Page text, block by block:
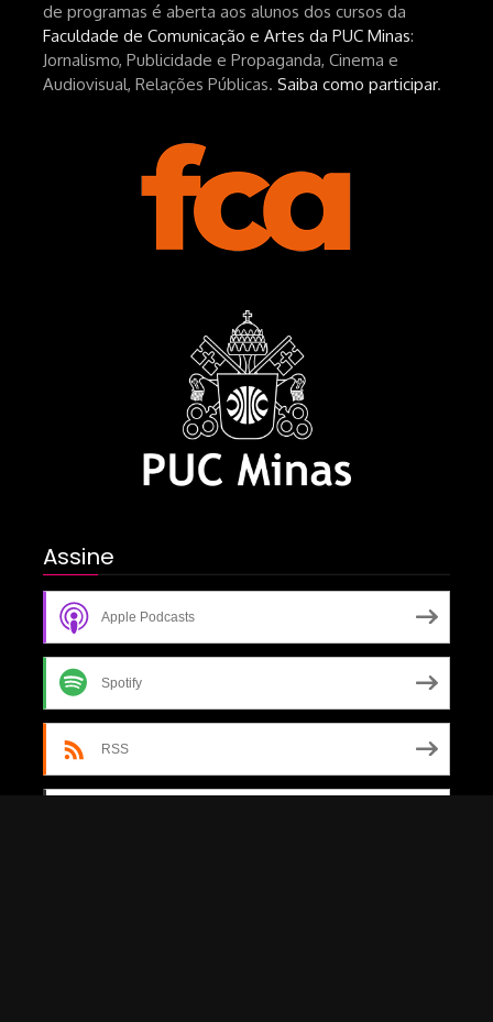
de programas é aberta aos alunos dos cursos da
Faculdade de Comunicação e Artes da PUC Minas:
Jornalismo, Publicidade e Propaganda, Cinema e
Audiovisual, Relações Públicas. Saiba como participar.
Assine
Apple Podcasts
Spotify
RSS